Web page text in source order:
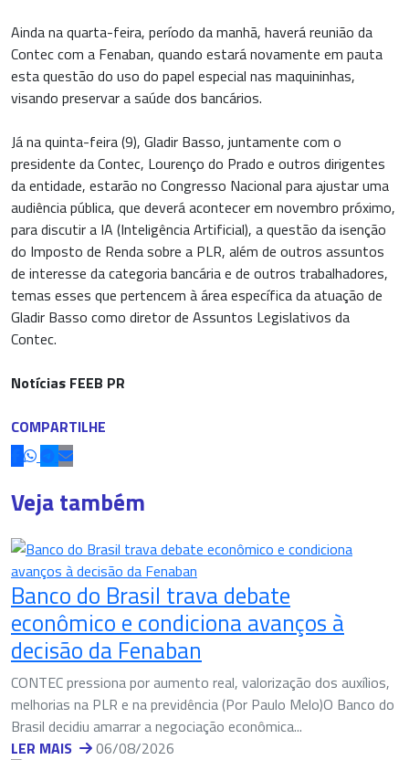
Ainda na quarta-feira, período da manhã, haverá reunião da
Contec com a Fenaban, quando estará novamente em pauta
esta questão do uso do papel especial nas maquininhas,
visando preservar a saúde dos bancários.
Já na quinta-feira (9), Gladir Basso, juntamente com o
presidente da Contec, Lourenço do Prado e outros dirigentes
da entidade, estarão no Congresso Nacional para ajustar uma
audiência pública, que deverá acontecer em novembro próximo,
para discutir a IA (Inteligência Artificial), a questão da isenção
do Imposto de Renda sobre a PLR, além de outros assuntos
de interesse da categoria bancária e de outros trabalhadores,
temas esses que pertencem à área específica da atuação de
Gladir Basso como diretor de Assuntos Legislativos da
Contec.
Notícias FEEB PR
COMPARTILHE
Veja também
Banco do Brasil trava debate
econômico e condiciona avanços à
decisão da Fenaban
CONTEC pressiona por aumento real, valorização dos auxílios,
melhorias na PLR e na previdência (Por Paulo Melo)O Banco do
Brasil decidiu amarrar a negociação econômica...
LER MAIS
06/08/2026